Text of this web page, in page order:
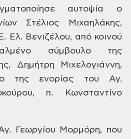
αυτοψία ο
Στέλιος Μιχαηλάκης,
Ελ. Βενιζέλου, από κοινού
σύμβουλο της
Δημήτρη Μιχελογιάννη,
της ενορίας του Αγ.
π. Κωνσταντίνο
Γεωργίου Μορμόρη, που